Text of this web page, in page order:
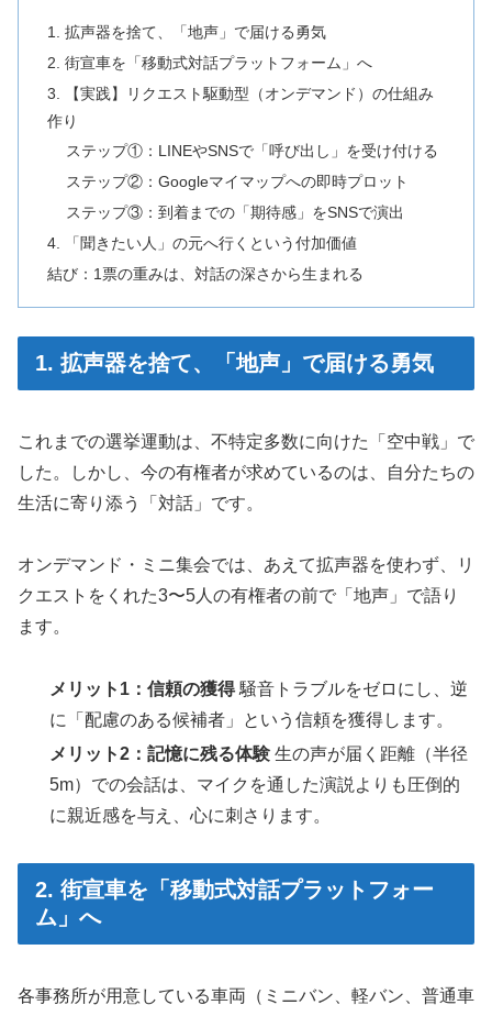
1. 拡声器を捨て、「地声」で届ける勇気
2. 街宣車を「移動式対話プラットフォーム」へ
3. 【実践】リクエスト駆動型（オンデマンド）の仕組み
作り
ステップ①：LINEやSNSで「呼び出し」を受け付ける
ステップ②：Googleマイマップへの即時プロット
ステップ③：到着までの「期待感」をSNSで演出
4. 「聞きたい人」の元へ行くという付加価値
結び：1票の重みは、対話の深さから生まれる
1. 拡声器を捨て、「地声」で届ける勇気
これまでの選挙運動は、不特定多数に向けた「空中戦」で
した。しかし、今の有権者が求めているのは、自分たちの
生活に寄り添う「対話」です。
オンデマンド・ミニ集会では、あえて拡声器を使わず、リ
クエストをくれた3〜5人の有権者の前で「地声」で語り
ます。
メリット1：信頼の獲得騒音トラブルをゼロにし、逆
に「配慮のある候補者」という信頼を獲得します。
メリット2：記憶に残る体験 生の声が届く距離（半径
5m）での会話は、マイクを通した演説よりも圧倒的
に親近感を与え、心に刺さります。
2. 街宣車を「移動式対話プラットフォー
ム」へ
各事務所が用意している車両（ミニバン、軽バン、普通車